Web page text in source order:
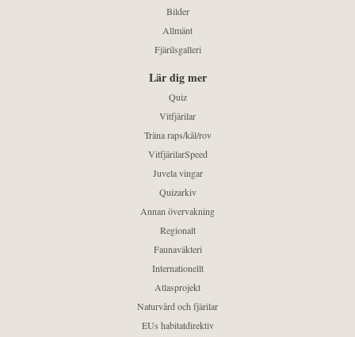
Bilder
Allmänt
Fjärilsgalleri
Lär dig mer
Quiz
Vitfjärilar
Träna raps/kål/rov
VitfjärilarSpeed
Juvela vingar
Quizarkiv
Annan övervakning
Regionalt
Faunaväkteri
Internationellt
Atlasprojekt
Naturvård och fjärilar
EUs habitatdirektiv